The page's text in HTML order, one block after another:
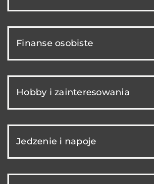
Finanse osobiste
Hobby i zainteresowania
Jedzenie i napoje